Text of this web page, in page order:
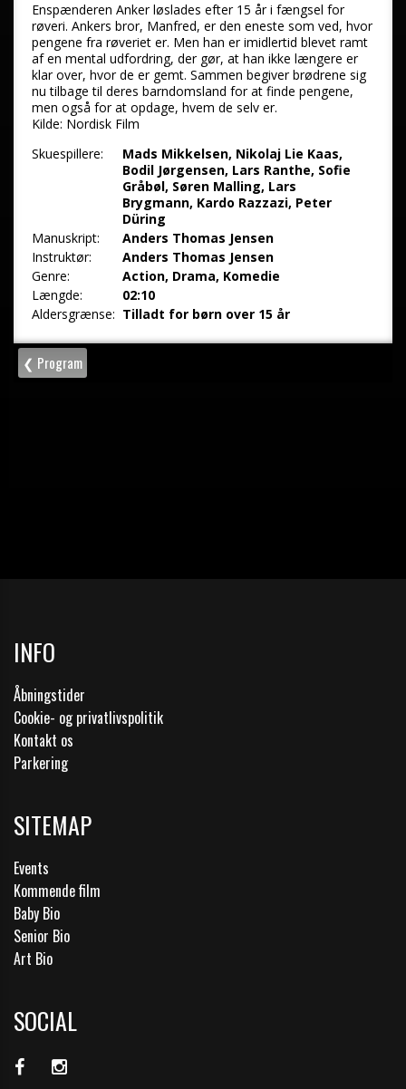
INFO
Åbningstider
Cookie- og privatlivspolitik
Kontakt os
Parkering
SITEMAP
Events
Kommende film
Baby Bio
Senior Bio
Art Bio
SOCIAL